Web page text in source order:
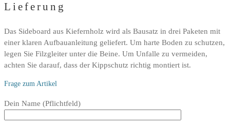
Lieferung
Das Sideboard aus Kiefernholz wird als Bausatz in drei Paketen mit
einer klaren Aufbauanleitung geliefert. Um harte Boden zu schutzen,
legen Sie Filzgleiter unter die Beine. Um Unfalle zu vermeiden,
achten Sie darauf, dass der Kippschutz richtig montiert ist.
Frage zum Artikel
Bitte
Dein Name (Pflichtfeld)